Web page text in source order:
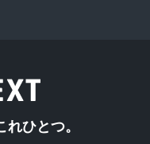
ひとつ。